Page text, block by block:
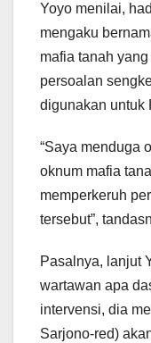
Yoyo menilai,
mengaku
mafia tanah
persoalan
digunakan untuk
“Saya menduga
oknum mafia
memperkeruh
tersebut”,
Pasalnya, lanjut
wartawan apa
intervensi, dia
Sarjono-red)